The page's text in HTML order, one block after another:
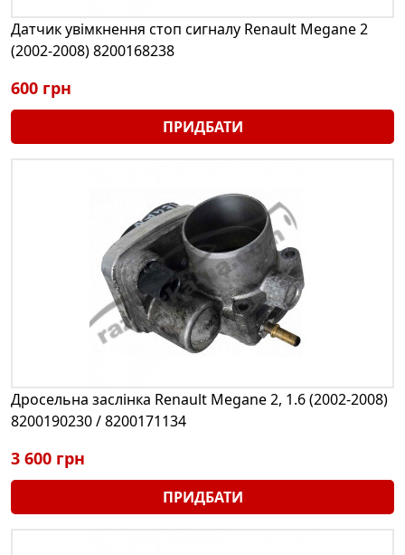
Датчик увімкнення стоп сигналу Renault Megane 2
(2002-2008) 8200168238
600 грн
ПРИДБАТИ
Дросельна заслінка Renault Megane 2, 1.6 (2002-2008)
8200190230 / 8200171134
3 600 грн
ПРИДБАТИ